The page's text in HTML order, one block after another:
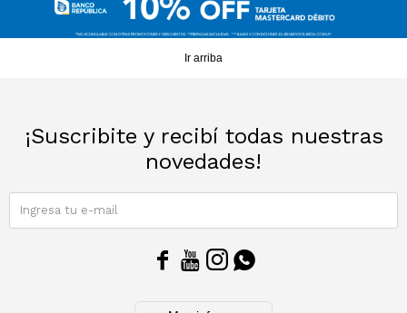
Ir arriba
¡Suscribite y recibí todas nuestras
novedades!
   